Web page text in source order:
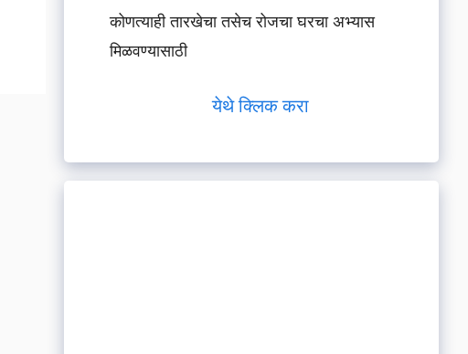
कोणत्याही तारखेचा तसेच रोजचा घरचा अभ्यास
मिळवण्यासाठी
येथे क्लिक करा